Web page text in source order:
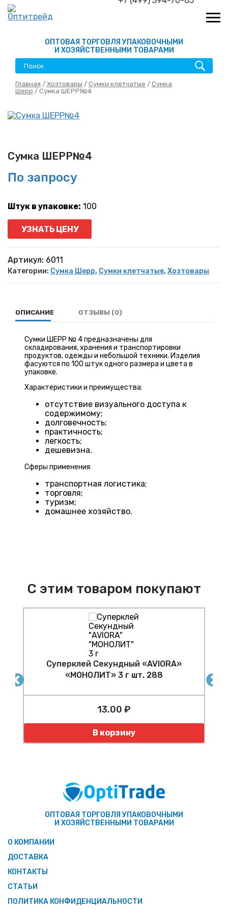
ОПТОВАЯ ТОРГОВЛЯ УПАКОВОЧНЫМИ
И ХОЗЯЙСТВЕННЫМИ ТОВАРАМИ
Главная / Хозтовары / Сумки клетчатые / Сумка
Шерр / Сумка ШЕРР№4
Сумка ШЕРР№4
По запросу
Штук в упаковке: 100
УЗНАТЬ ЦЕНУ
Артикул: 6011
Категории: Сумка Шерр, Сумки клетчатые, Хозтовары
ОПИСАНИЕ ОТЗЫВЫ (0)
Сумки ШЕРР № 4 предназначены для
складирования, хранения и транспортировки
продуктов, одежды и небольшой техники. Изделия
фасуются по 100 штук одного размера и цвета в
упаковке.
Характеристики и преимущества:
отсутствие визуального доступа к
содержимому;
долговечность;
практичность;
легкость;
дешевизна.
Сферы применения:
транспортная логистика;
торговля;
туризм;
домашнее хозяйство.
С этим товаром покупают
Cуперклей Секундный «AVIORA»
«МОНОЛИТ» 3 г шт. 288
13.00 ₽
Количество
В корзину
ОПТОВАЯ ТОРГОВЛЯ УПАКОВОЧНЫМИ
И ХОЗЯЙСТВЕННЫМИ ТОВАРАМИ
О КОМПАНИИ
ДОСТАВКА
КОНТАКТЫ
СТАТЬИ
ПОЛИТИКА КОНФИДЕНЦИАЛЬНОСТИ